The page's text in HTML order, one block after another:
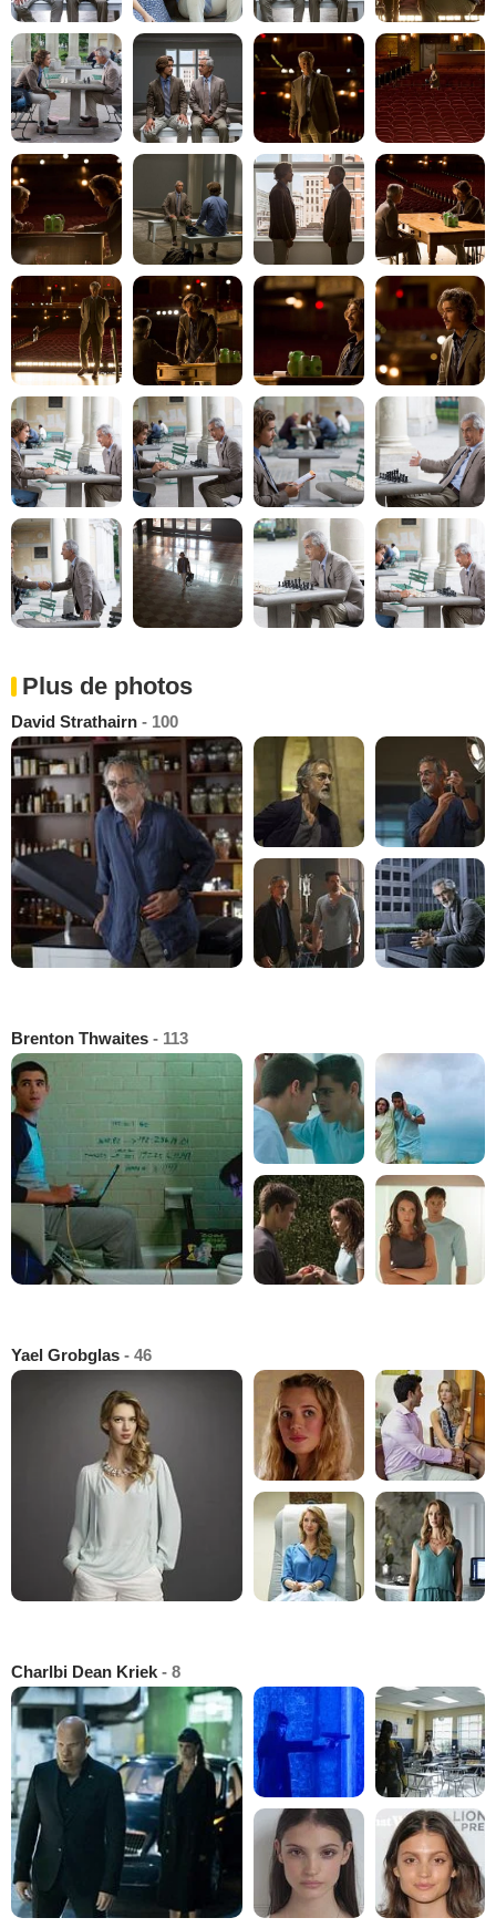
Plus de photos
David Strathairn - 100
Brenton Thwaites - 113
Yael Grobglas - 46
Charlbi Dean Kriek - 8